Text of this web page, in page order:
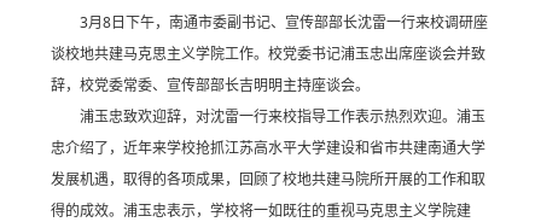
3月8日下午，南通市委副书记、宣传部部长沈雷一行来校调研座
谈校地共建马克思主义学院工作。校党委书记浦玉忠出席座谈会并致
辞，校党委常委、宣传部部长吉明明主持座谈会。
浦玉忠致欢迎辞，对沈雷一行来校指导工作表示热烈欢迎。浦玉
忠介绍了，近年来学校抢抓江苏高水平大学建设和省市共建南通大学
发展机遇，取得的各项成果，回顾了校地共建马院所开展的工作和取
得的成效。浦玉忠表示，学校将一如既往的重视马克思主义学院建